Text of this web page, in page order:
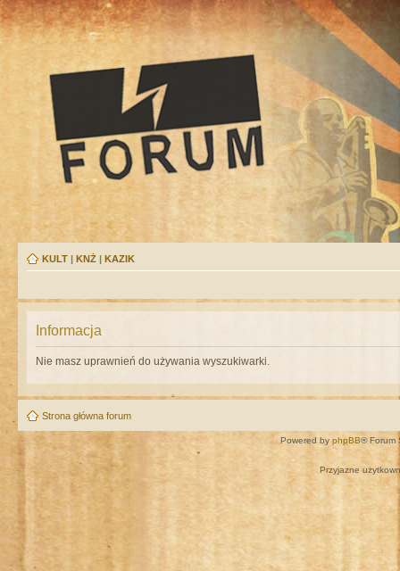
KULT | KNŻ | KAZIK
Informacja
Nie masz uprawnień do używania wyszukiwarki.
Strona główna forum
Powered by phpBB® Forum
Przyjazne